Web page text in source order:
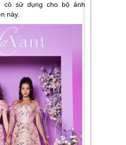
cô sử dụng cho bộ ảnh
này.